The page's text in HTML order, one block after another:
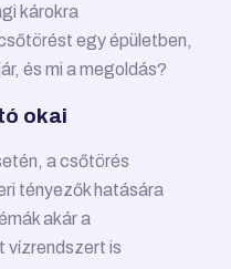
károkra
egy épületben,
és mi a megoldás?
okai
a csőtörés
tényezők hatására
akár a
vízrendszert is